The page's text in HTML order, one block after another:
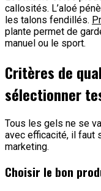
callosités. L’aloé
les talons fendillés.
plante permet de
manuel ou le sport.
Critères de
sélectionner
Tous les gels ne se
avec efficacité, il faut
marketing.
Choisir le bon